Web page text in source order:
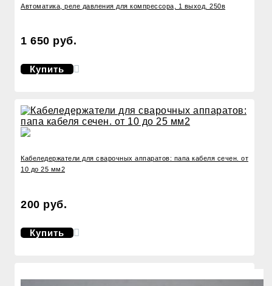
Автоматика, реле давления для компрессора, 1 выход. 250в
1 650 руб.
Купить
Кабеледержатели для сварочных аппаратов: папа кабеля сечен. от
10 до 25 мм2
200 руб.
Купить